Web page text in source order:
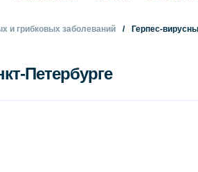
и грибковых заболеваний Герпес-
Петербурге